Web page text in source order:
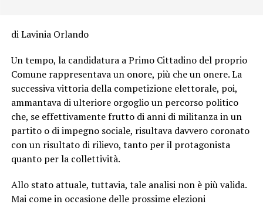
di Lavinia Orlando
Un tempo, la candidatura a Primo Cittadino del proprio
Comune rappresentava un onore, più che un onere. La
successiva vittoria della competizione elettorale, poi,
ammantava di ulteriore orgoglio un percorso politico
che, se effettivamente frutto di anni di militanza in un
partito o di impegno sociale, risultava davvero coronato
con un risultato di rilievo, tanto per il protagonista
quanto per la collettività.
Allo stato attuale, tuttavia, tale analisi non è più valida.
Mai come in occasione delle prossime elezioni